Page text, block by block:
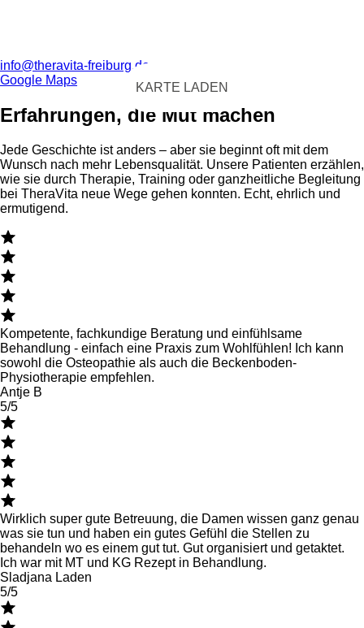
info@theravita-freiburg.de
Google Maps
KARTE LADEN
Erfahrungen, die Mut machen
Jede Geschichte ist anders – aber sie beginnt oft mit dem
Wunsch nach mehr Lebensqualität. Unsere Patienten erzählen,
wie sie durch Therapie, Training oder ganzheitliche Begleitung
bei TheraVita neue Wege gehen konnten. Echt, ehrlich und
ermutigend.
Kompetente, fachkundige Beratung und einfühlsame
Behandlung - einfach eine Praxis zum Wohlfühlen! Ich kann
sowohl die Osteopathie als auch die Beckenboden-
Physiotherapie empfehlen.
Antje B
5/5
Wirklich super gute Betreuung, die Damen wissen ganz genau
was sie tun und haben ein gutes Gefühl die Stellen zu
behandeln wo es einem gut tut. Gut organisiert und getaktet.
Ich war mit MT und KG Rezept in Behandlung.
Sladjana Laden
5/5